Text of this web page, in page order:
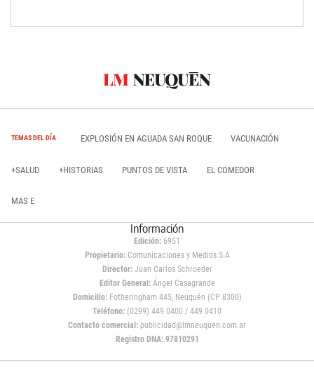
TEMAS DEL DÍA EXPLOSIÓN EN AGUADA SAN ROQUE VACUNACIÓN
+SALUD +HISTORIAS PUNTOS DE VISTA EL COMEDOR
MAS E
Información
Edición: 6951
Propietario:Comunicaciones y Medios S.A
Director: Juan Carlos Schroeder
Editor General:Ángel Casagrande
Domicilio:Fotheringham 445, Neuquén (CP 8300)
Teléfono: (0299) 449 0400 / 449 0410
Contacto comercial: publicidad@lmneuquen.com.ar
Registro DNA: 97810291